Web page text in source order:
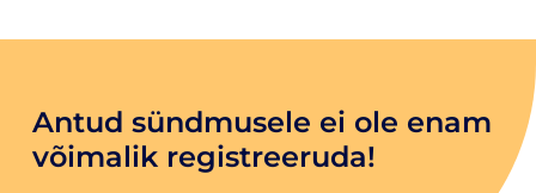
Antud sündmusele ei ole enam
võimalik registreeruda!